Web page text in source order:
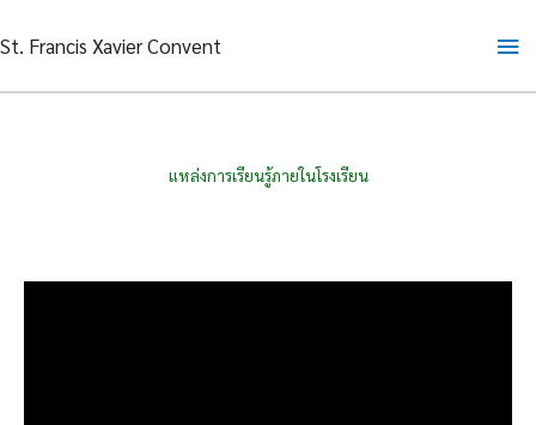
to
St. Francis Xavier Convent
แหล่งการเรียนรู้ภายในโรงเรียน